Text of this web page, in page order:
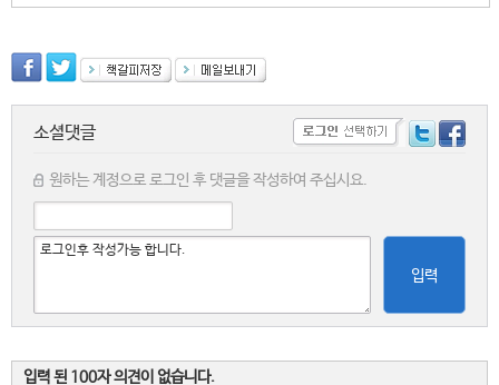
소셜댓글
원하는 계정으로 로그인 후 댓글을 작성하여 주십시요.
입력
입력 된 100자 의견이 없습니다.